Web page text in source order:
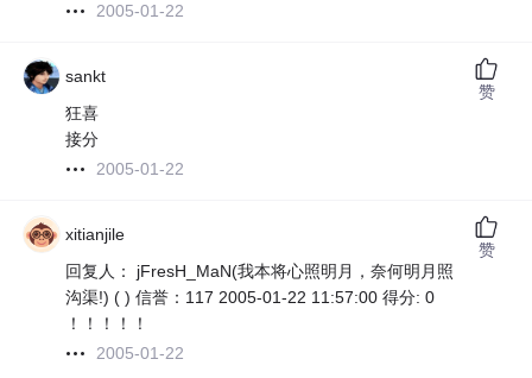
2005-01-22
sankt
狂喜
接分
2005-01-22
赞
xitianjile
回复人： jFresH_MaN(我本将心照明月，奈何明月照
沟渠!) ( ) 信誉：117 2005-01-22 11:57:00 得分: 0
！！！！！
2005-01-22
赞